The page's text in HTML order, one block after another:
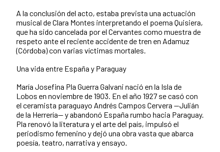
A la conclusión del acto, estaba prevista una actuación
musical de Clara Montes interpretando el poema Quisiera,
que ha sido cancelada por el Cervantes como muestra de
respeto ante el reciente accidente de tren en Adamuz
(Córdoba) con varias víctimas mortales.
Una vida entre España y Paraguay
María Josefina Pla Guerra Galvani nació en la Isla de
Lobos en noviembre de 1903. En el año 1927 se casó con
el ceramista paraguayo Andrés Campos Cervera —Julián
de la Herrería— y abandonó España rumbo hacia Paraguay.
Pla renovó la literatura y el arte del país, impulsó el
periodismo femenino y dejó una obra vasta que abarca
poesía, teatro, narrativa y ensayo.